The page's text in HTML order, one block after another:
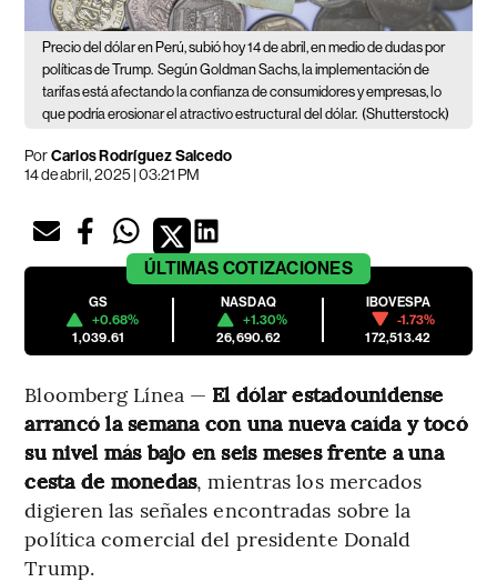
Precio del dólar en Perú, subió hoy 14 de abril, en medio de dudas por
políticas de Trump. Según Goldman Sachs, la implementación de
tarifas está afectando la confianza de consumidores y empresas, lo
que podría erosionar el atractivo estructural del dólar. (Shutterstock)
PorCarlos Rodríguez Salcedo
14 de abril, 2025 | 03:21 PM
ÚLTIMAS COTIZACIONES
GS
+0.68%
1,039.61
NASDAQ
+1.30%
26,690.62
IBOVESPA
-1.73%
172,513.42
Bloomberg Línea — El dólar estadounidense
arrancó la semana con una nueva caída y tocó
su nivel más bajo en seis meses frente a una
cesta de monedas, mientras los mercados
digieren las señales encontradas sobre la
política comercial del presidente Donald
Trump.